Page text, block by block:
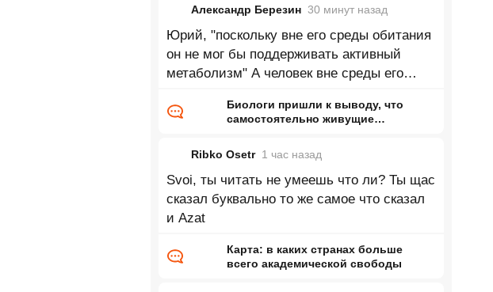
Александр Березин 30 минут назад
Юрий, "поскольку вне его среды обитания
он не мог бы поддерживать активный
метаболизм" А человек вне среды его
Биологи пришли к выводу, что
самостоятельно живущие
Ribko Osetr 1 час назад
Svoi, ты читать не умеешь что ли? Ты щас
сказал буквально то же самое что сказал
и Azat
Карта: в каких странах больше
всего академической свободы